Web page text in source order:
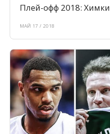
Плей-офф 2018: Химки
МАЙ 17 / 2018